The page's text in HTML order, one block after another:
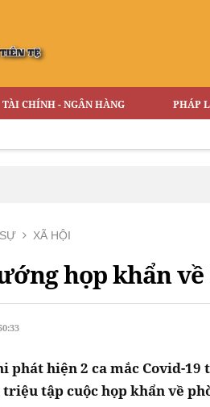
TÀI CHÍNH - NGÂN HÀNG PHÁP
XÃ HỘI
họp khẩn
phát hiện 2 ca mắc Covid-
triệu tập cuộc họp khẩn về